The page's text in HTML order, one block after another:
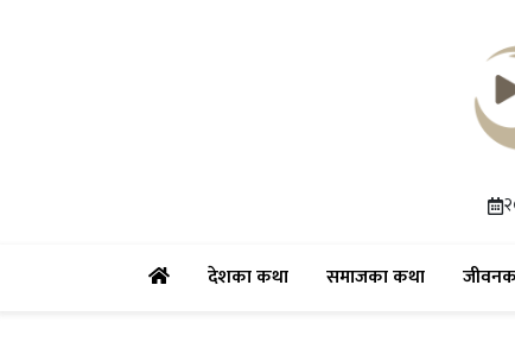
देशका कथा(current)समाजका कथा(current)